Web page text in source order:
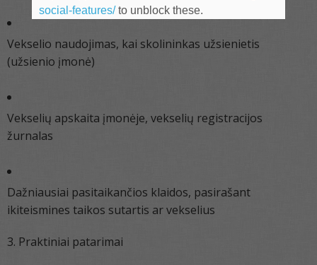
Vekselio naudojimas, kai skolininkas užsienietis
(užsienio įmonė)
Vekselių apskaita įmonėje, vekselių registracijos
žurnalas
Dažniausiai pasitaikančios klaidos, pasirašant
ikiteismines taikos sutartis ar vekselius
3. Praktiniai patarimai
social-features/to unblock these.